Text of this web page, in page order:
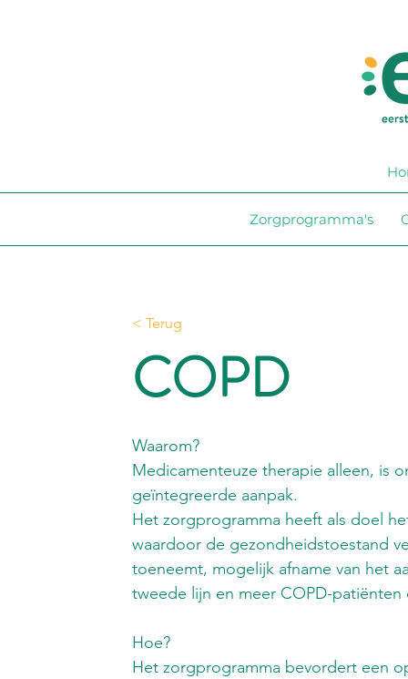
Zorgprogramma's
< Terug
COPD
Waarom?
Medicamenteuze therapie alleen, is
geïntegreerde aanpak.
Het zorgprogramma heeft als doel
waardoor de gezondheidstoestand
toeneemt, mogelijk afname van het
tweede lijn en meer COPD-
Hoe?
Het zorgprogramma bevordert een